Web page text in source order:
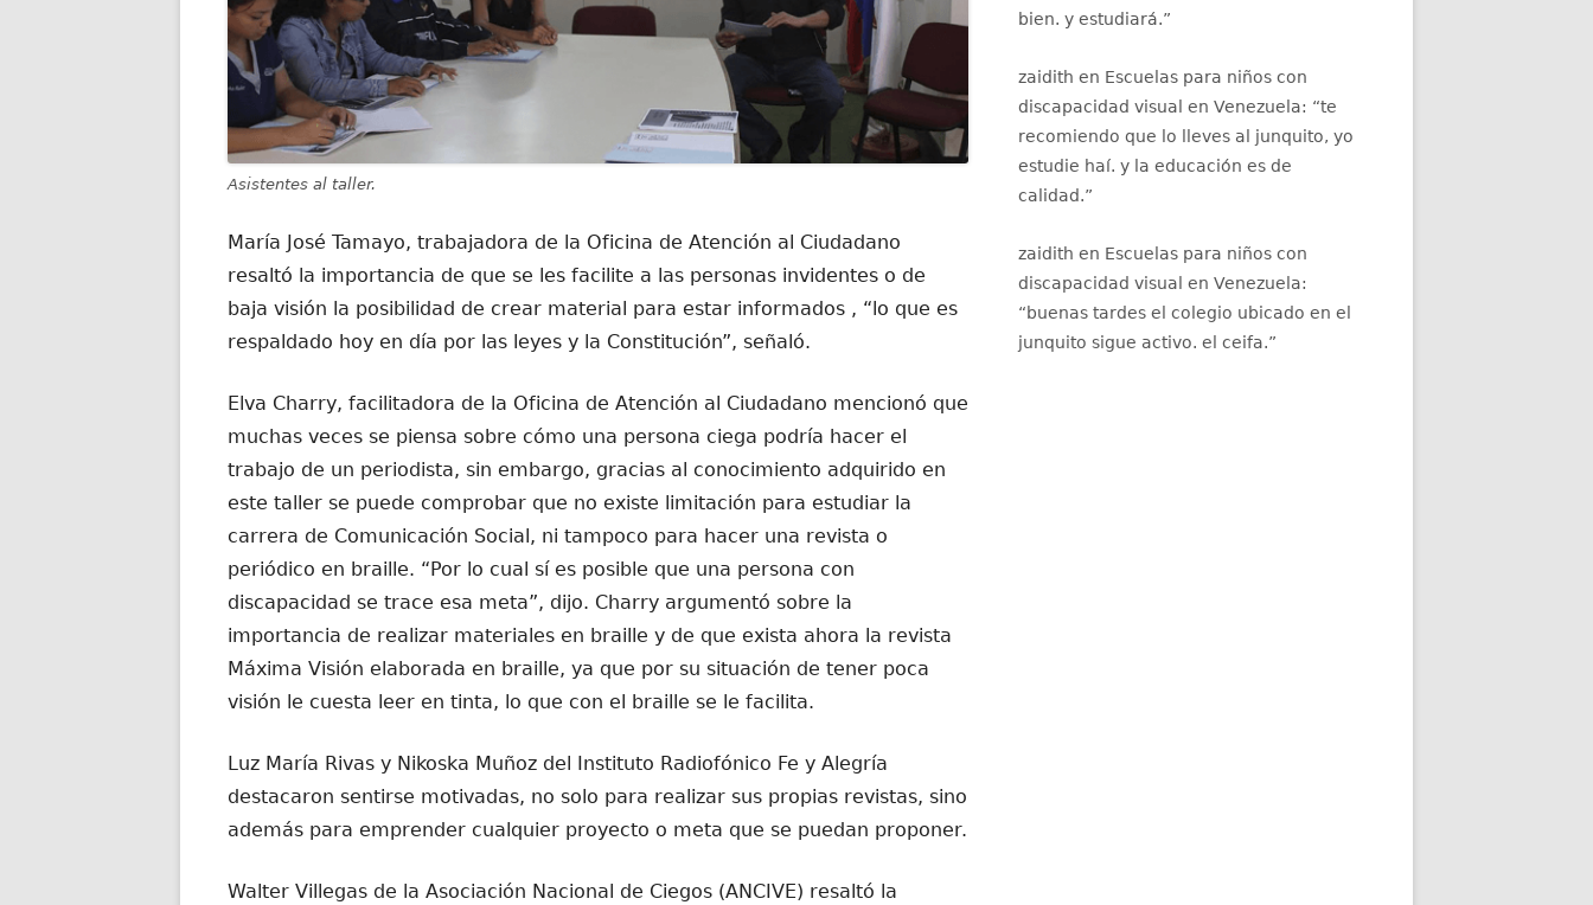
Asistentes al taller.
María José Tamayo, trabajadora de la Oficina de Atención al Ciudadano
resaltó la importancia de que se les facilite a las personas invidentes o de
baja visión la posibilidad de crear material para estar informados , “lo que es
respaldado hoy en día por las leyes y la Constitución”, señaló.
Elva Charry, facilitadora de la Oficina de Atención al Ciudadano mencionó que
muchas veces se piensa sobre cómo una persona ciega podría hacer el
trabajo de un periodista, sin embargo, gracias al conocimiento adquirido en
este taller se puede comprobar que no existe limitación para estudiar la
carrera de Comunicación Social, ni tampoco para hacer una revista o
periódico en braille. “Por lo cual sí es posible que una persona con
discapacidad se trace esa meta”, dijo. Charry argumentó sobre la
importancia de realizar materiales en braille y de que exista ahora la revista
Máxima Visión elaborada en braille, ya que por su situación de tener poca
visión le cuesta leer en tinta, lo que con el braille se le facilita.
Luz María Rivas y Nikoska Muñoz del Instituto Radiofónico Fe y Alegría
destacaron sentirse motivadas, no solo para realizar sus propias revistas, sino
además para emprender cualquier proyecto o meta que se puedan proponer.
Walter Villegas de la Asociación Nacional de Ciegos (ANCIVE) resaltó la
bien. y estudiará.”
zaidith en Escuelas para niños con
discapacidad visual en Venezuela: “te
recomiendo que lo lleves al junquito, yo
estudie haí. y la educación es de
calidad.”
zaidith en Escuelas para niños con
discapacidad visual en Venezuela:
“buenas tardes el colegio ubicado en el
junquito sigue activo. el ceifa.”